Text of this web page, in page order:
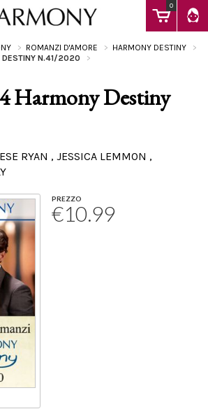
0
ROMANZI D'AMORE
HARMONY DESTINY
DESTINY N.41/2020
Harmony Destiny
RYAN , JESSICA LEMMON ,
PREZZO
€10.99